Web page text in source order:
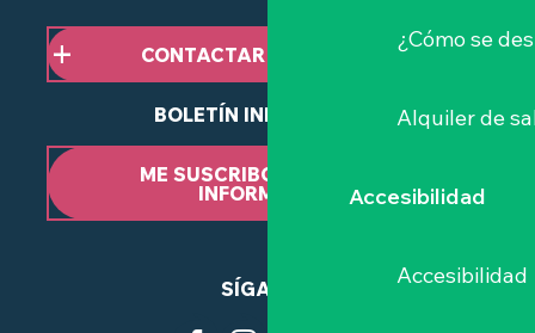
¿Cómo se
Alquiler de
Accesibilidad
Accesibilidad
CONTACTAR CON NOSOTROS
BOLETÍN INFORMATIVO
ME SUSCRIBO AL BOLETÍN
INFORMATIVO
SÍGANOS